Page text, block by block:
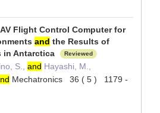
Flight Control Computer for
and the Results of
in Antarctica
Reviewed
S., and Hayashi, M.,
Mechatronics 36 ( 5 ) 1179 -